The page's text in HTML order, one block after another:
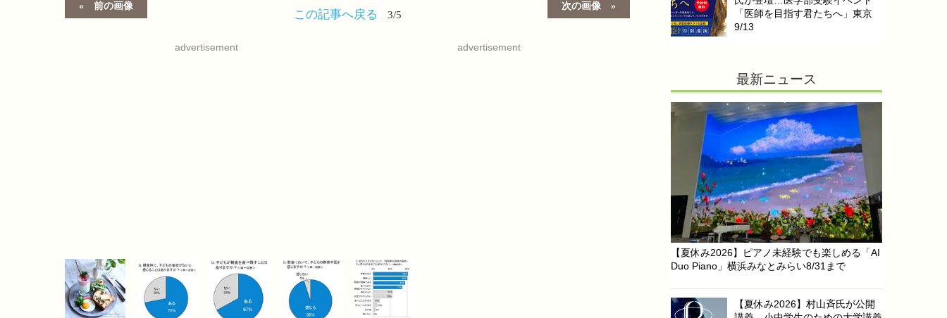
前の画像 次の画像
この記事へ戻る 3/5
advertisement advertisement
「医師を目指す君たちへ」東京
9/13
最新ニュース
【夏休み2026】ピアノ未経験でも楽しめる「AI
Duo Piano」横浜みなとみらい8/31まで
【夏休み2026】村山斉氏が公開